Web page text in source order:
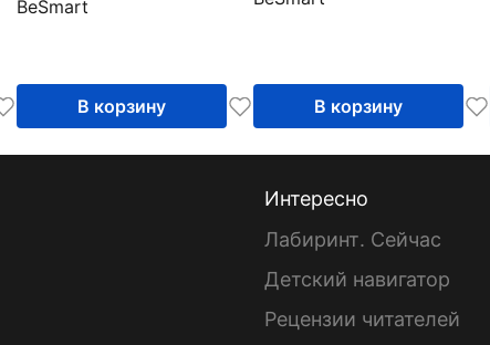
коричневый
BeSmart
В корзину В корзину
Интересно
Лабиринт. Сейчас
Детский навигатор
Рецензии читателей